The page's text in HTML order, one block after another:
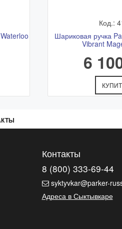
Код.:
Шариковая ручка
Vibrant
6
Контакты
8 (800) 333-69-44
syktyvkar@parker-
Адреса в Сыктывкаре